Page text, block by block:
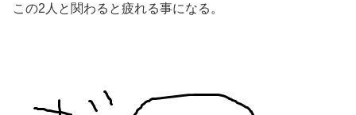
この2人と関わると疲れる事になる。